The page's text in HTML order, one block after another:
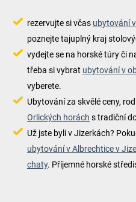
rezervujte si včas ubytování
poznejte tajuplný kraj
vydejte se na horské túry či
třeba si vybrat ubytování v
vyberete.
Ubytování za skvělé ceny,
Orlických horách s tradiční
Už jste byli v Jizerkách?
ubytování v Albrechtice v
chaty. Příjemné horské